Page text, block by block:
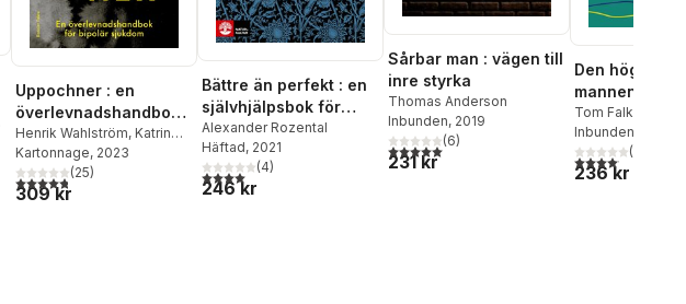
Uppochner : en
överlevnadshandbok
för bipolär sjukdom
Henrik Wahlström, Katrin
Skogberg Wirén
Kartonnage, 2023
4,8utav 5 stjärnor. Totalt antal röster:
(25)
309 kr
Bättre än perfekt : en
självhjälpsbok för
perfektionister
Alexander Rozental
Häftad, 2021
4,0utav 5 stjärnor. Totalt antal röster:
(4)
246 kr
Sårbar man : vägen till
inre styrka
Thomas Anderson
Inbunden, 2019
5,0utav 5 stjärnor. Totalt antal röster:
(6)
231 kr
Den
mannen : lär
använda din
känslighet
styrka
Tom Falkenstein
Inbunden
4,1utav 5(
236 kr